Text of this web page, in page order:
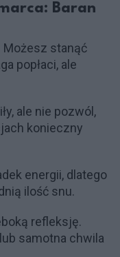
Baran
Możesz stanąć
popłaci, ale
ale nie pozwól,
konieczny
energii, dlatego
ilość snu.
refleksję.
samotna chwila